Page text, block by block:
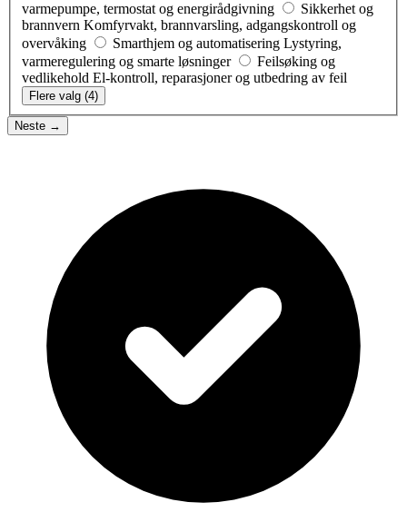
varmepumpe, termostat og energirådgivning
Sikkerhet og
brannvern Komfyrvakt, brannvarsling, adgangskontroll og
overvåking
Smarthjem og automatisering Lystyring,
varmeregulering og smarte løsninger
Feilsøking og
vedlikehold El-kontroll, reparasjoner og utbedring av feil
Flere valg (4)
Neste →